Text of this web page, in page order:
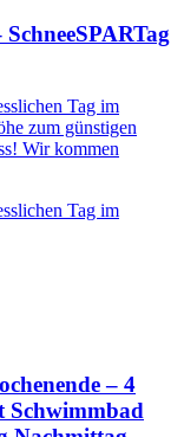
Tag im
zum günstigen
Wir kommen
Tag im
– 4
Schwimmbad